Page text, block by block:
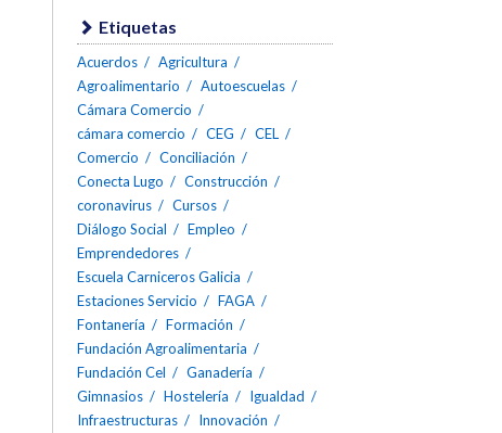
Etiquetas
Acuerdos
Agricultura
Agroalimentario
Autoescuelas
Cámara Comercio
cámara comercio
CEG
CEL
Comercio
Conciliación
Conecta Lugo
Construcción
coronavirus
Cursos
Diálogo Social
Empleo
Emprendedores
Escuela Carniceros Galicia
Estaciones Servicio
FAGA
Fontanería
Formación
Fundación Agroalimentaria
Fundación Cel
Ganadería
Gimnasios
Hostelería
Igualdad
Infraestructuras
Innovación